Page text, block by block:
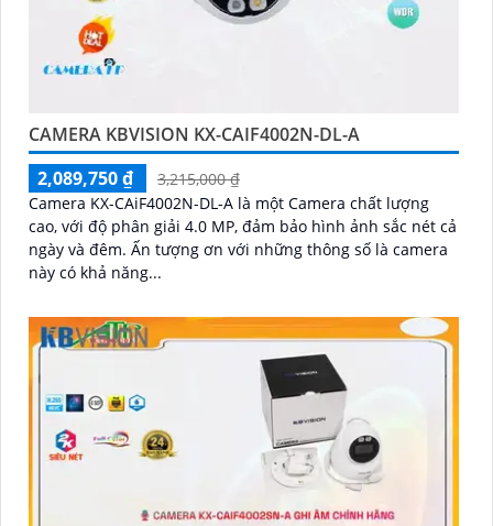
CAMERA KBVISION KX-CAIF4002N-DL-A
2,089,750 ₫
3,215,000 ₫
Camera KX-CAiF4002N-DL-A là một Camera chất lượng
cao, với độ phân giải 4.0 MP, đảm bảo hình ảnh sắc nét cả
ngày và đêm. Ấn tượng ơn với những thông số là camera
này có khả năng...